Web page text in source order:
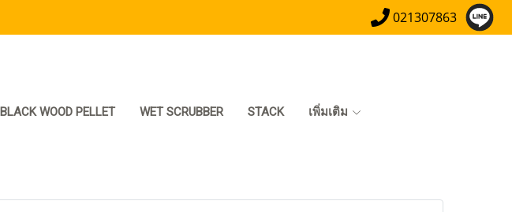
021307863
BLACK WOOD PELLET WET SCRUBBER STACK เพิ่มเติม